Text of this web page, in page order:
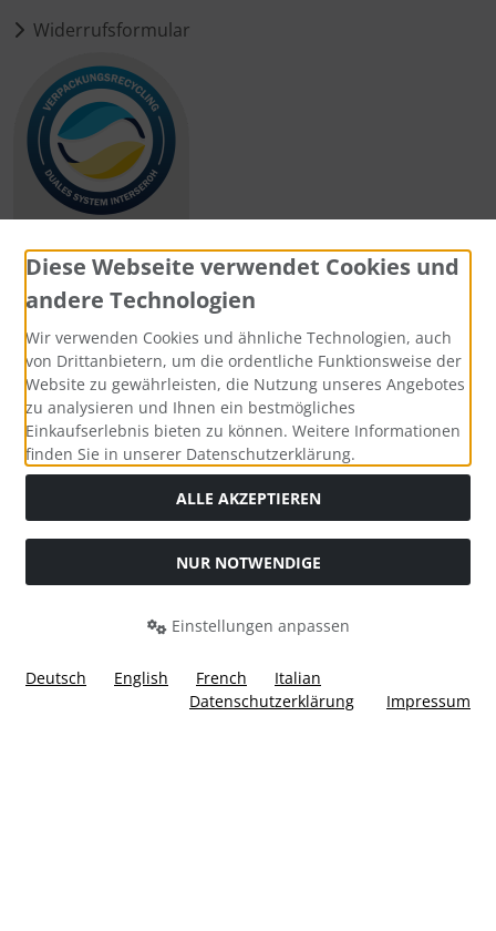
Widerrufsformular
Zahlungsmethoden
Social Media
Widerrufsformular
Diese Webseite verwendet Cookies und
andere Technologien
Wir verwenden Cookies und ähnliche Technologien, auch
von Drittanbietern, um die ordentliche Funktionsweise der
Website zu gewährleisten, die Nutzung unseres Angebotes
zu analysieren und Ihnen ein bestmögliches
Einkaufserlebnis bieten zu können. Weitere Informationen
finden Sie in unserer Datenschutzerklärung.
ALLE AKZEPTIEREN
NUR NOTWENDIGE
Einstellungen anpassen
Deutsch English French
Italian
Datenschutzerklärung
Impressum